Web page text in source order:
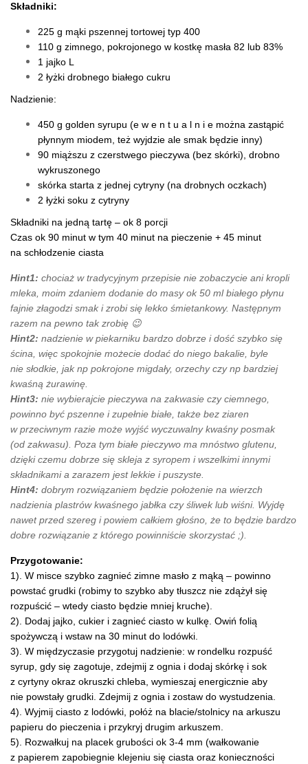
Składniki:
225 g mąki pszennej tortowej typ 400
110 g zimnego, pokrojonego w kostkę masła 82 lub 83%
1 jajko L
2 łyżki drobnego białego cukru
Nadzienie:
450 g golden syrupu (e w e n t u a l n i e można zastąpić
płynnym miodem, też wyjdzie ale smak będzie inny)
90 miąższu z czerstwego pieczywa (bez skórki), drobno
wykruszonego
skórka starta z jednej cytryny (na drobnych oczkach)
2 łyżki soku z cytryny
Składniki na jedną tartę – ok 8 porcji
Czas ok 90 minut w tym 40 minut na pieczenie + 45 minut
na schłodzenie ciasta
Hint1: chociaż w tradycyjnym przepisie nie zobaczycie ani kropli
mleka, moim zdaniem dodanie do masy ok 50 ml białego płynu
fajnie złagodzi smak i zrobi się lekko śmietankowy. Następnym
razem na pewno tak zrobię 😉
Hint2: nadzienie w piekarniku bardzo dobrze i dość szybko się
ścina, więc spokojnie możecie dodać do niego bakalie, byle
nie słodkie, jak np pokrojone migdały, orzechy czy np bardziej
kwaśną żurawinę.
Hint3: nie wybierajcie pieczywa na zakwasie czy ciemnego,
powinno być pszenne i zupełnie białe, także bez ziaren
w przeciwnym razie może wyjść wyczuwalny kwaśny posmak
(od zakwasu). Poza tym białe pieczywo ma mnóstwo glutenu,
dzięki czemu dobrze się skleja z syropem i wszelkimi innymi
składnikami a zarazem jest lekkie i puszyste.
Hint4: dobrym rozwiązaniem będzie położenie na wierzch
nadzienia plastrów kwaśnego jabłka czy śliwek lub wiśni. Wyjdę
nawet przed szereg i powiem całkiem głośno, że to będzie bardzo
dobre rozwiązanie z którego powinniście skorzystać ;).
Przygotowanie:
1). W misce szybko zagnieć zimne masło z mąką – powinno
powstać grudki (robimy to szybko aby tłuszcz nie zdążył się
rozpuścić – wtedy ciasto będzie mniej kruche).
2). Dodaj jajko, cukier i zagnieć ciasto w kulkę. Owiń folią
spożywczą i wstaw na 30 minut do lodówki.
3). W międzyczasie przygotuj nadzienie: w rondelku rozpuść
syrup, gdy się zagotuje, zdejmij z ognia i dodaj skórkę i sok
z cyrtyny okraz okruszki chleba, wymieszaj energicznie aby
nie powstały grudki. Zdejmij z ognia i zostaw do wystudzenia.
4). Wyjmij ciasto z lodówki, połóż na blacie/stolnicy na arkuszu
papieru do pieczenia i przykryj drugim arkuszem.
5). Rozwałkuj na placek grubości ok 3-4 mm (wałkowanie
z papierem zapobiegnie klejeniu się ciasta oraz konieczności